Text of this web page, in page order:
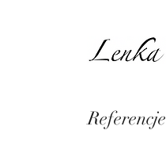
Referencje